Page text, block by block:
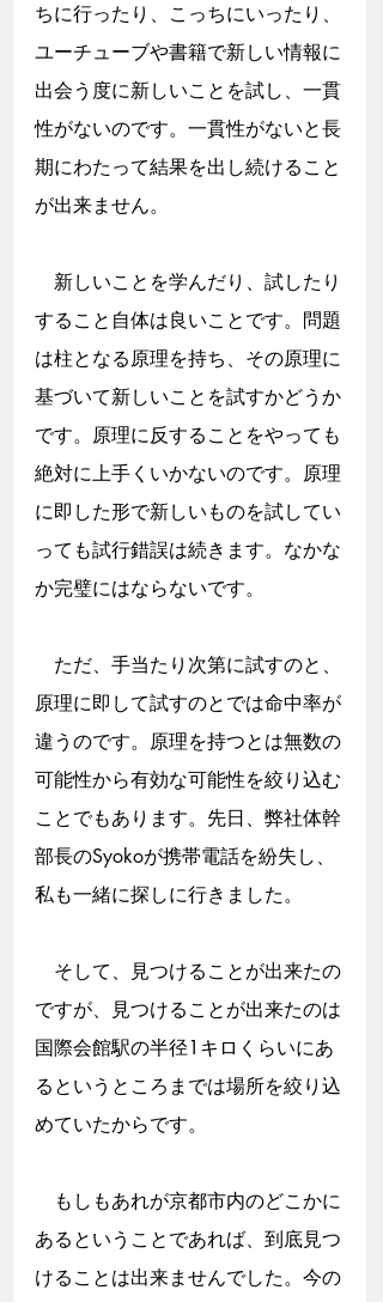
ちに行ったり、こっちにいったり、
ユーチューブや書籍で新しい情報に
出会う度に新しいことを試し、一貫
性がないのです。一貫性がないと長
期にわたって結果を出し続けること
が出来ません。
新しいことを学んだり、試したり
すること自体は良いことです。問題
は柱となる原理を持ち、その原理に
基づいて新しいことを試すかどうか
です。原理に反することをやっても
絶対に上手くいかないのです。原理
に即した形で新しいものを試してい
っても試行錯誤は続きます。なかな
か完璧にはならないです。
ただ、手当たり次第に試すのと、
原理に即して試すのとでは命中率が
違うのです。原理を持つとは無数の
可能性から有効な可能性を絞り込む
ことでもあります。先日、弊社体幹
部長のSyokoが携帯電話を紛失し、
私も一緒に探しに行きました。
そして、見つけることが出来たの
ですが、見つけることが出来たのは
国際会館駅の半径1キロくらいにあ
るというところまでは場所を絞り込
めていたからです。
もしもあれが京都市内のどこかに
あるということであれば、到底見つ
けることは出来ませんでした。今の